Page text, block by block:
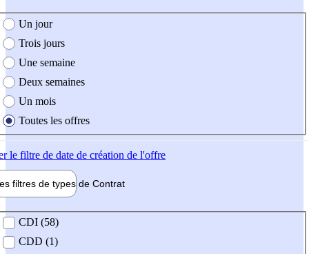
création de l'offre
Un jour
Trois jours
Une semaine
Deux semaines
Un mois
Toutes les offres
le filtre de date de création de l'offre
filtres de types de Contrat
contrat
CDI (58)
CDD (1)